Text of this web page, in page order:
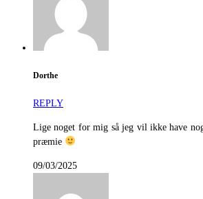
Dorthe
REPLY
Lige noget for mig så jeg vil ikke have
præmie
09/03/2025